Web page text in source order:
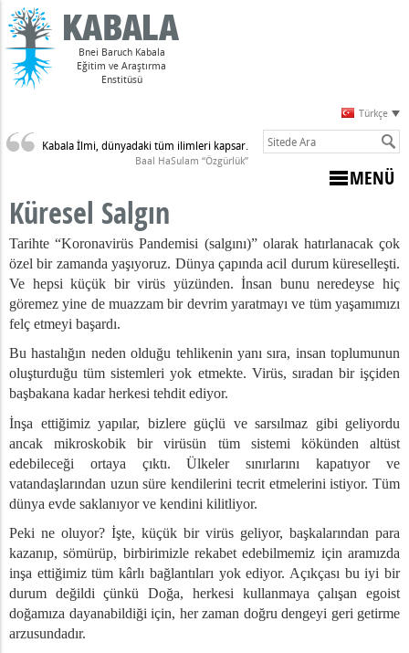
Bnei Baruch Kabala
Eğitim ve Araştırma
Enstitüsü
Türkçe
Kabala İlmi, dünyadaki tüm ilimleri kapsar.
Baal HaSulam “Özgürlük”
MENÜ
Koçluğu Yapmayı Düşünün
Bir Ceza Değildir
Dersi Verdi
Gereken 5 Şey
Savaşabiliriz
Değer Mi?
Küresel Salgın
Tarihte “Koronavirüs Pandemisi (salgını)” olarak hatırlanacak çok
özel bir zamanda yaşıyoruz. Dünya çapında acil durum küreselleşti.
Ve hepsi küçük bir virüs yüzünden. İnsan bunu neredeyse hiç
göremez yine de muazzam bir devrim yaratmayı ve tüm yaşamımızı
felç etmeyi başardı.
Bu hastalığın neden olduğu tehlikenin yanı sıra, insan toplumunun
oluşturduğu tüm sistemleri yok etmekte. Virüs, sıradan bir işçiden
başbakana kadar herkesi tehdit ediyor.
İnşa ettiğimiz yapılar, bizlere güçlü ve sarsılmaz gibi geliyordu
ancak mikroskobik bir virüsün tüm sistemi kökünden altüst
edebileceği ortaya çıktı. Ülkeler sınırlarını kapatıyor ve
vatandaşlarından uzun süre kendilerini tecrit etmelerini istiyor. Tüm
dünya evde saklanıyor ve kendini kilitliyor.
Peki ne oluyor? İşte, küçük bir virüs geliyor, başkalarından para
kazanıp, sömürüp, birbirimizle rekabet edebilmemiz için aramızda
inşa ettiğimiztüm kârlı bağlantıları yok ediyor. Açıkçası bu iyi bir
durum değildi çünküDoğa, herkesi kullanmaya çalışan egoist
doğamıza dayanabildiği için, her zaman doğru dengeyi geri getirme
arzusundadır.